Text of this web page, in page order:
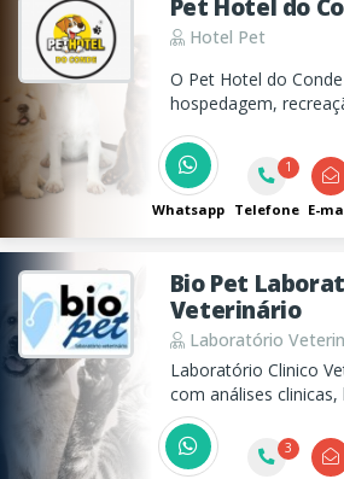
Pet Hotel do
Hotel Pet
O Pet Hotel do Conde em Taubaté oferece
hospedagem,
cuidado!
Whatsapp
1
Telefone E-
Bio Pet
Veterinário
Laboratório
Laboratório Clinico
com análises
endocrinologia e
3